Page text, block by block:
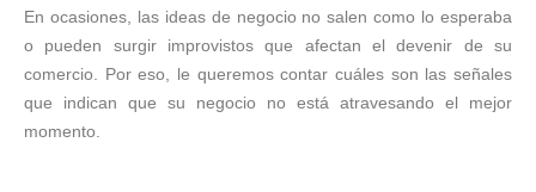
En ocasiones, las ideas de negocio no salen como lo esperaba
o pueden surgir improvistos que afectan el devenir de su
comercio. Por eso, le queremos contar cuáles son las señales
que indican que su negocio no está atravesando el mejor
momento.